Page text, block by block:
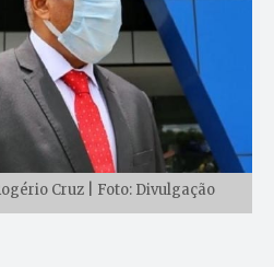
Cruz | Foto: Divulgação